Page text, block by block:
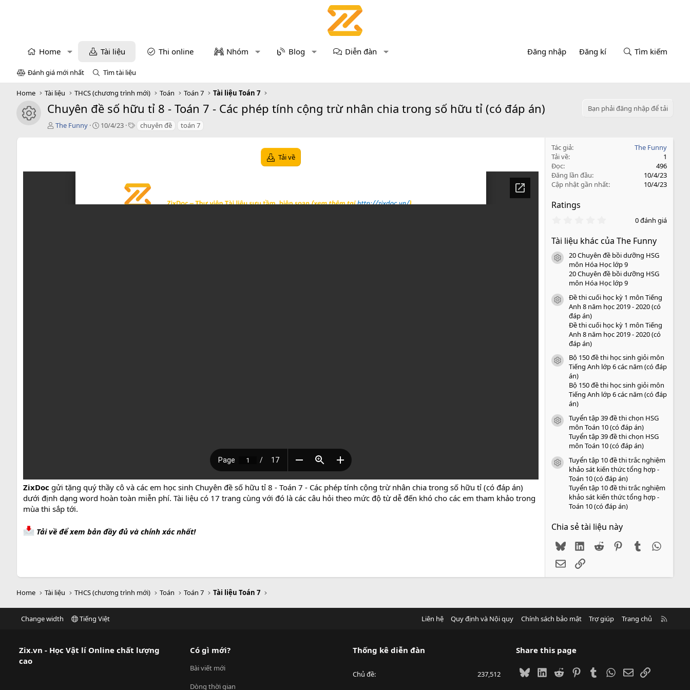
Home Tài liệu Thi online Nhóm Blog Diễn đàn Đăng nhập Đăng kí Tìm kiếm
Đánh giá mới nhất Tìm tài liệu
Home Tài liệu THCS (chương trình mới) Toán Toán 7 Tài liệu Toán 7
icon tài liệu
Chuyên đề số hữu tỉ 8 - Toán 7 - Các phép tính cộng trừ nhân chia trong số hữu tỉ (có đáp án)
Bạn phải đăng nhập để tải
T
ả
The Funny
C10/4/23
T chuyên đề toán 7
Tải về
ZixDoc gửi tặng quý thầy cô và các em học sinh Chuyên đề số hữu tỉ 8 - Toán 7 - Các phép tính cộng trừ nhân chia trong số hữu tỉ (có đáp án)
dưới định dạng word hoàn toàn miễn phí. Tài liệu có 17 trang cùng với đó là các câu hỏi theo mức độ từ dễ đến khó cho các em tham khảo trong
mùa thi sắp tới.
Tải về để xem bản đầy đủ và chính xác nhất!
Tác giả
The Funny
Tải về
1
Đọc
496
Đăng lần đầu
10/4/23
Cập nhật gần nhất
10/4/23
Ratings
0
0
s
a
o
0 đánh giá
Tài liệu khác của The Funny
icon tài liệu
20 Chuyên đề bồi dưỡng HSG
môn Hóa Học lớp 9
20 Chuyên đề bồi dưỡng HSG
môn Hóa Học lớp 9
icon tài liệu
Đề thi cuối học kỳ 1 môn Tiếng
Anh 8 năm học 2019 - 2020 (có
đáp án)
Đề thi cuối học kỳ 1 môn Tiếng
Anh 8 năm học 2019 - 2020 (có
đáp án)
icon tài liệu
Bộ 150 đề thi học sinh giỏi môn
Tiếng Anh lớp 6 các năm (có đáp
án)
Bộ 150 đề thi học sinh giỏi môn
Tiếng Anh lớp 6 các năm (có đáp
án)
icon tài liệu
Tuyển tập 39 đề thi chọn HSG
môn Toán 10 (có đáp án)
Tuyển tập 39 đề thi chọn HSG
môn Toán 10 (có đáp án)
icon tài liệu
Tuyển tập 10 đề thi trắc nghiệm
khảo sát kiến thức tổng hợp -
Toán 10 (có đáp án)
Tuyển tập 10 đề thi trắc nghiệm
khảo sát kiến thức tổng hợp -
Toán 10 (có đáp án)
Chia sẻ tài liệu này
BlueskyLinkedIn
Reddit PinterestTumblr
EmailLink
Home Tài liệu THCS (chương trình mới) Toán Toán 7 Tài liệu Toán 7
Change width Tiếng Việt Liên hệ Quy định và Nội quy Chính sách bảo mật Trợ giúp Trang chủ
Zix.vn - Học Vật lí Online chất lượng
cao
Có gì mới?
Bài viết mới
Dòng thời gian
Thống kê diễn đàn
Chủ đề 237,512
Share this page
BlueskyLinkedIn
Reddit PinterestTumblrWhatsApp
EmailLink